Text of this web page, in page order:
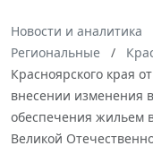
Новости и аналитика
Региональные
Красноярского края
внесении изменения
обеспечения жильем
Великой